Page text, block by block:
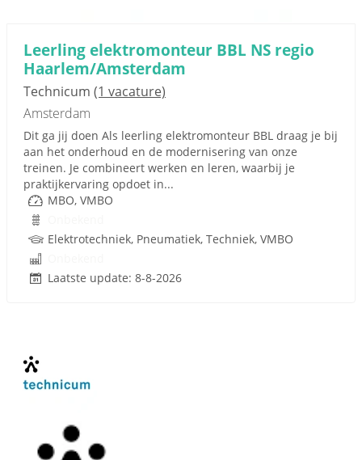
Leerling elektromonteur BBL NS regio
Haarlem/Amsterdam
Technicum (1 vacature)
Amsterdam
Dit ga jij doen Als leerling elektromonteur BBL draag je bij
aan het onderhoud en de modernisering van onze
treinen. Je combineert werken en leren, waarbij je
praktijkervaring opdoet in...
MBO, VMBO
Elektrotechniek, Pneumatiek, Techniek, VMBO
Laatste update: 8-8-2026